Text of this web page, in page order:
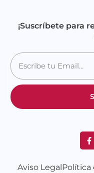
¡Suscríbete para
Aviso Legal Política